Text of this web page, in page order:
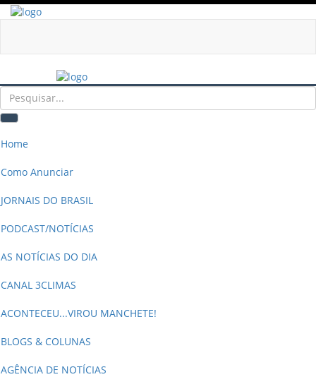
Home
Como Anunciar
JORNAIS DO BRASIL
PODCAST/NOTÍCIAS
AS NOTÍCIAS DO DIA
CANAL 3CLIMAS
ACONTECEU...VIROU MANCHETE!
BLOGS & COLUNAS
AGÊNCIA DE NOTÍCIAS